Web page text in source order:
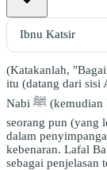
(Katakanlah,
itu (datang dari sisi
Nabi ﷺ (kemudian kalian mengingkarinya. Siapakah) yakni tiada
seorang pun (yang
dalam
kebenaran. Lafal
sebagai penjelasan